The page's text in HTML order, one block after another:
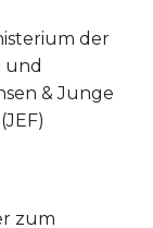
der
und
& Junge
zum